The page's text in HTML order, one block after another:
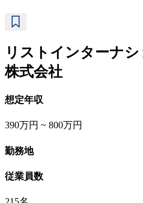
リストインターナ
株式会社
想定年収
390万円 ~ 800万円
勤務地
従業員数